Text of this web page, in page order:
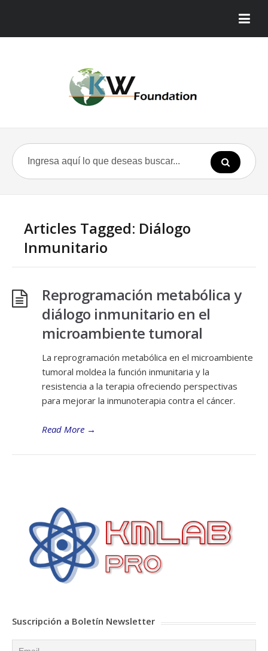
Articles Tagged: Diálogo
Inmunitario
Reprogramación metabólica y
diálogo inmunitario en el
microambiente tumoral
La reprogramación metabólica en el microambiente
tumoral moldea la función inmunitaria y la
resistencia a la terapia ofreciendo perspectivas
para mejorar la inmunoterapia contra el cáncer.
Read More →
Suscripción a Boletín Newsletter